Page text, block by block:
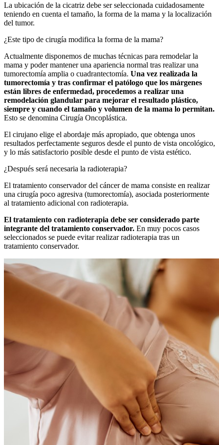
La ubicación de la cicatriz debe ser seleccionada cuidadosamente
teniendo en cuenta el tamaño, la forma de la mama y la localización
del tumor.
¿Este tipo de cirugía modifica la forma de la mama?
Actualmente disponemos de muchas técnicas para remodelar la
mama y poder mantener una apariencia normal tras realizar una
tumorectomía amplia o cuadrantectomía. Una vez realizada la
tumorectomía y tras confirmar el patólogo que los márgenes
están libres de enfermedad, procedemos a realizar una
remodelación glandular para mejorar el resultado plástico,
siempre y cuando el tamaño y volumen de la mama lo permitan.
Esto se denomina Cirugía Oncoplástica.
El cirujano elige el abordaje más apropiado, que obtenga unos
resultados perfectamente seguros desde el punto de vista oncológico,
y lo más satisfactorio posible desde el punto de vista estético.
¿Después será necesaria la radioterapia?
El tratamiento conservador del cáncer de mama consiste en realizar
una cirugía poco agresiva (tumorectomía), asociada posteriormente
al tratamiento adicional con radioterapia.
El tratamiento con radioterapia debe ser considerado parte
integrante del tratamiento conservador. En muy pocos casos
seleccionados se puede evitar realizar radioterapia tras un
tratamiento conservador.